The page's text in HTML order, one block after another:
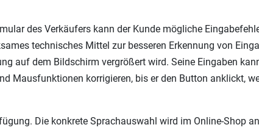
des Verkäufers kann der Kunde mögliche
technisches Mittel zur besseren Erkennung von
auf dem Bildschirm vergrößert wird. Seine Eingaben
Mausfunktionen korrigieren, bis er den Button anklickt,
Die konkrete Sprachauswahl wird im Online-Shop